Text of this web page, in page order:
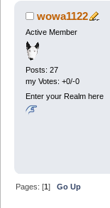
wowa1122
Active Member
Posts: 27
my Votes: +0/-0
Enter your Realm here
Pages: [1]Go Up